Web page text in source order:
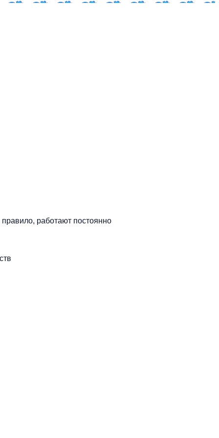
работают постоянно